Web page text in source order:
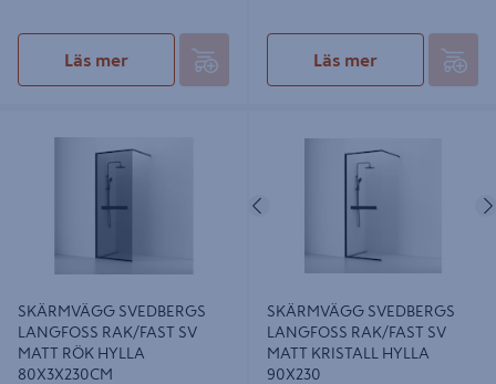
Läs mer Läs mer
LANGFOSS RAK/FAST SV MATT
RÖK HYLLA 80X3X230CM
SKÄRMVÄGG SVEDBERGS
LANGFOSS RAK/FAST SV
MATT RÖK HYLLA
80X3X230CM
LANGFOSS RAK/FAST SV MATT
KRISTALL HYLLA 90X230
Föregående
SKÄRMVÄGG SVEDBERGS
LANGFOSS RAK/FAST SV
MATT KRISTALL HYLLA
90X230